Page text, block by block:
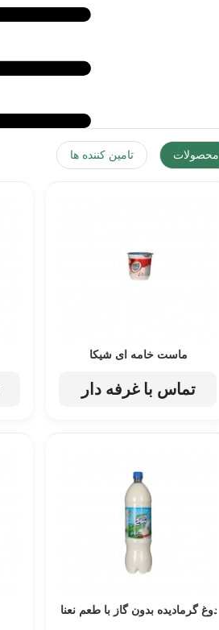
محصولات تامین کننده ها
ماست خامه ای شیکا
تماس با غرفه دار
دوغ گرمادیده بدون گاز با طعم نعنا